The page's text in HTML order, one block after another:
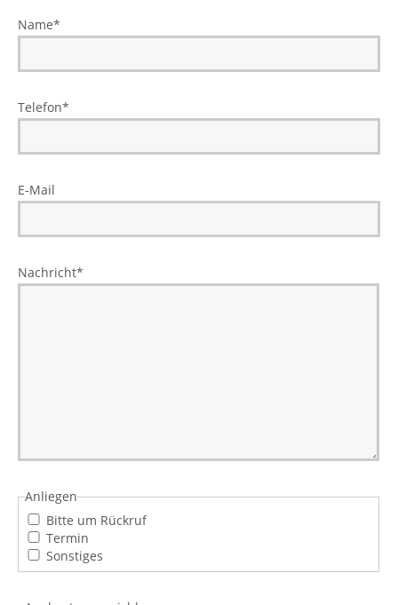
Name*
Telefon*
E-Mail
Nachricht*
Anliegen
Bitte um Rückruf
Termin
Sonstiges